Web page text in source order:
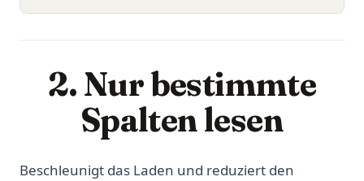
2. Nur bestimmte
Spalten lesen
Beschleunigt das Laden und reduziert den